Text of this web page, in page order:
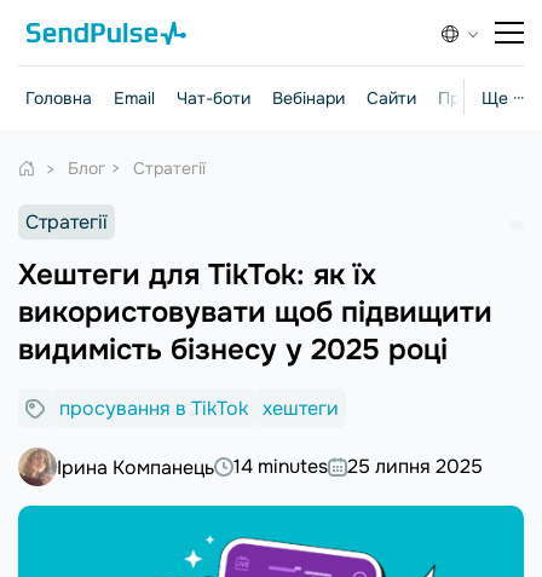
Ще ···
Головна Email Чат-боти Вебінари Сайти Практичні
Блог Стратегії
Стратегії
Хештеги для TikTok: як їх
використовувати щоб підвищити
видимість бізнесу у 2025 році
просування в TikTok хештеги
Ірина Компанець 14 minutes 25 липня 2025